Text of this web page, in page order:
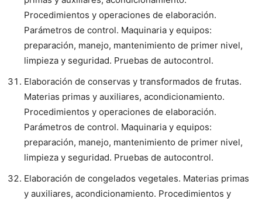
Procedimientos y operaciones de elaboración.
Parámetros de control. Maquinaria y equipos:
preparación, manejo, mantenimiento de primer nivel,
limpieza y seguridad. Pruebas de autocontrol.
Elaboración de conservas y transformados de frutas.
Materias primas y auxiliares, acondicionamiento.
Procedimientos y operaciones de elaboración.
Parámetros de control. Maquinaria y equipos:
preparación, manejo, mantenimiento de primer nivel,
limpieza y seguridad. Pruebas de autocontrol.
Elaboración de congelados vegetales. Materias primas
y auxiliares, acondicionamiento. Procedimientos y